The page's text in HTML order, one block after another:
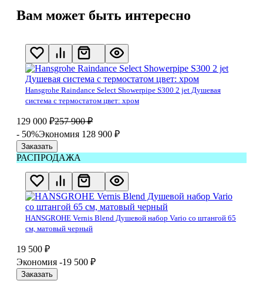
Вам может быть интересно
Hansgrohe Raindance Select Showerpipe S300 2 jet Душевая
система с термостатом цвет: хром
129 000 ₽257 900 ₽
- 50%Экономия 128 900 ₽
Заказать
РАСПРОДАЖА
HANSGROHE Vernis Blend Душевой набор Vario cо штангой 65
см, матовый черный
19 500 ₽
Экономия -19 500 ₽
Заказать